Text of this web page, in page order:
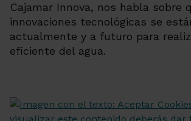
Cajamar Innova, nos habla sobre
innovaciones tecnológicas se
actualmente y a futuro para
eficiente del agua.